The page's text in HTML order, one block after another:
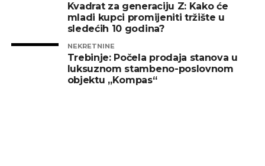
Kvadrat za generaciju Z: Kako će
mladi kupci promijeniti tržište u
sledećih 10 godina?
NEKRETNINE
Trebinje: Počela prodaja stanova u
luksuznom stambeno-poslovnom
objektu „Kompas“